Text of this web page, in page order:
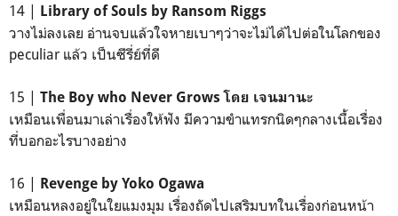
14 | Library of Souls by Ransom Riggs
วางไม่ลงเลย อ่านจบแล้วใจหายเบาๆว่าจะไม่ได้ไปต่อในโลกของ
peculiar แล้ว เป็นซีรี่ย์ที่ดี
15 | The Boy who Never Grows โดย เจนมานะ
เหมือนเพื่อนมาเล่าเรื่องให้ฟัง มีความขำแทรกนิดๆกลางเนื้อเรื่อง
ที่บอกอะไรบางอย่าง
16 | Revenge by Yoko Ogawa
เหมือนหลงอยู่ในใยแมงมุม เรื่องถัดไปเสริมบทในเรื่องก่อนหน้า